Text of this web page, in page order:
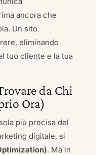
ancora che
Un sito
eliminando
tuo cliente e la tua
da Chi
Ora)
più precisa del
digitale, si
. Ma in